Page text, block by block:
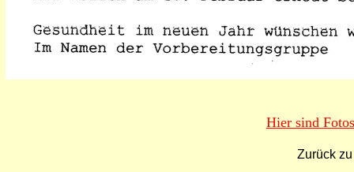
Hier sind
Zurück